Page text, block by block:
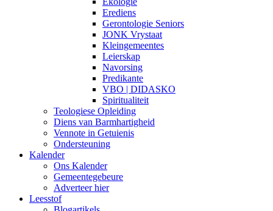
Erediens
Gerontologie Seniors
JONK Vrystaat
Kleingemeentes
Leierskap
Navorsing
Predikante
VBO | DIDASKO
Spiritualiteit
Teologiese Opleiding
Diens van Barmhartigheid
Vennote in Getuienis
Ondersteuning
Kalender
Ons Kalender
Gemeentegebeure
Adverteer hier
Leesstof